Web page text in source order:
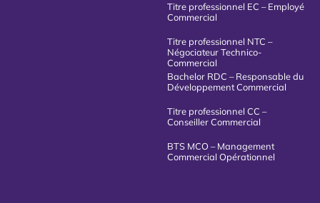
Titre professionnel EC – Employé
Commercial
Titre professionnel NTC –
Négociateur Technico-
Commercial
Bachelor RDC – Responsable du
Développement Commercial
Titre professionnel CC –
Conseiller Commercial
BTS MCO – Management
Commercial Opérationnel